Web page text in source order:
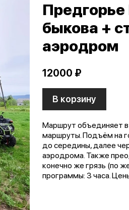
Предгорье
быкова +
аэродром
12000 ₽
В корзину
Маршрут объединяет в
маршруты. Подъём на
до середины, далее
аэродрома. Также
конечно же грязь (по
программы: 3 часа.